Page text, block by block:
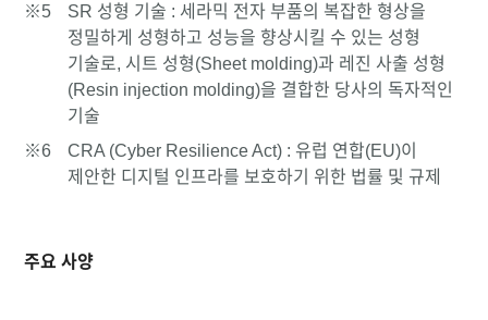
※5
SR 성형 기술 : 세라믹 전자 부품의 복잡한 형상을
정밀하게 성형하고 성능을 향상시킬 수 있는 성형
기술로, 시트 성형(Sheet molding)과 레진 사출 성형
(Resin injection molding)을 결합한 당사의 독자적인
기술
※6
CRA (Cyber Resilience Act) : 유럽 연합(EU)이
제안한 디지털 인프라를 보호하기 위한 법률 및 규제
주요 사양